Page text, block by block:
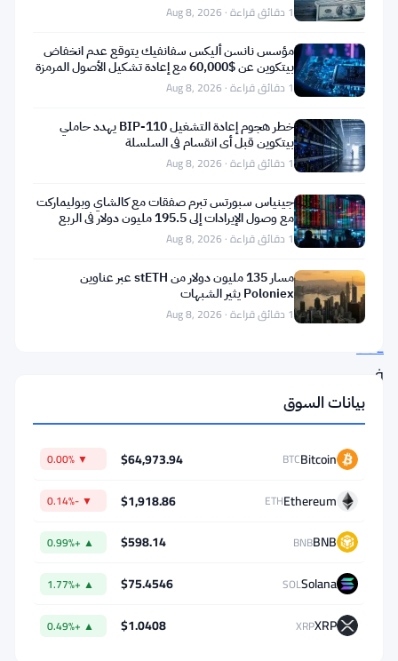
تستثمر
في
سولانا،
وليس
في
السعر
في
البنية
التحتية.
يستمر
سعر
SOL
في
الانخفاض،
لكن
المستثمرين
يواصلون
الظهور،
مدفوعين
بالأصول
الواقعية
1 دقائق قراءة · Aug 8, 2026
مؤسس نانسن أليكس سفانفيك يتوقع عدم انخفاض
بيتكوين عن $60,000 مع إعادة تشكيل الأصول المرمزة
للبلوكتشين1 دقائق قراءة · Aug 8, 2026
خطر هجوم إعادة التشغيل BIP-110 يهدد حاملي
بيتكوين قبل أي انقسام في السلسلة
1 دقائق قراءة · Aug 8, 2026
جينياس سبورتس تبرم صفقات مع كالشاي وبوليماركت
مع وصول الإيرادات إلى 195.5 مليون دولار في الربع
الثاني1 دقائق قراءة · Aug 8, 2026
مسار 135 مليون دولار من stETH عبر عناوين
Poloniex يثير الشبهات
1 دقائق قراءة · Aug 8, 2026
بيانات السوق
Bitcoin
BTC
$64,973.94
▼ 0.00%
Ethereum
ETH
$1,918.86
▼ -0.14%
BNB
BNB
$598.14
▲ +0.99%
Solana
SOL
$75.4546
▲ +1.77%
XRP
XRP
$1.0408
▲ +0.49%